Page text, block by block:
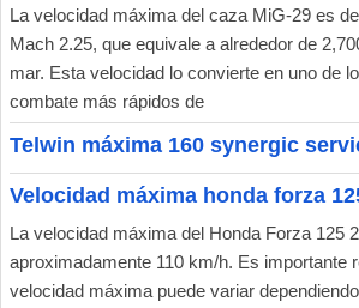
La velocidad máxima del caza MiG-29 es
Mach 2.25, que equivale a alrededor de
mar. Esta velocidad lo convierte en uno de
combate más rápidos de
Telwin máxima 160 synergic
Velocidad máxima honda forza
La velocidad máxima del Honda Forza 125
aproximadamente 110 km/h. Es importante
velocidad máxima puede variar